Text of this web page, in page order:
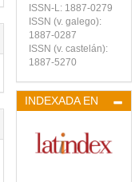
ISSN-L: 1887-0279
ISSN (v. galego):
1887-0287
ISSN (v. castelán):
1887-5270
INDEXADA EN